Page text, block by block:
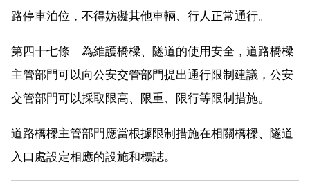
路停車泊位，不得妨礙其他車輛、行人正常通行。
第四十七條 為維護橋樑、隧道的使用安全，道路橋樑
主管部門可以向公安交管部門提出通行限制建議，公安
交管部門可以採取限高、限重、限行等限制措施。
道路橋樑主管部門應當根據限制措施在相關橋樑、隧道
入口處設定相應的設施和標誌。